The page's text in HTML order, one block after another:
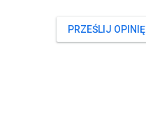
PRZEŚLIJ OPINIĘ